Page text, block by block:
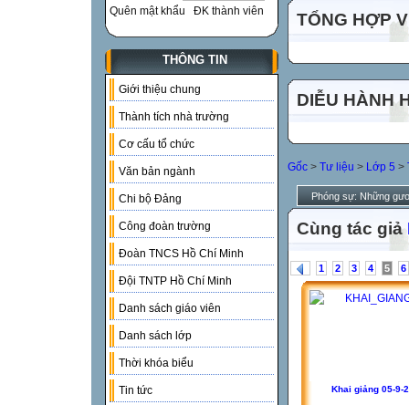
Quên mật khẩu ĐK thành viên
THÔNG TIN
Giới thiệu chung
Thành tích nhà trường
Cơ cấu tổ chức
Văn bản ngành
Chi bộ Đảng
Công đoàn trường
Đoàn TNCS Hồ Chí Minh
Đội TNTP Hồ Chí Minh
Danh sách giáo viên
Danh sách lớp
Thời khóa biểu
Tin tức
TỔNG HỢP
DIỄU HÀNH
Gốc > Tư liệu > Lớp 5 >
Phóng sự: Những
Cùng tác giả
1 2 3 4 5 6
Khai giảng 05-9-